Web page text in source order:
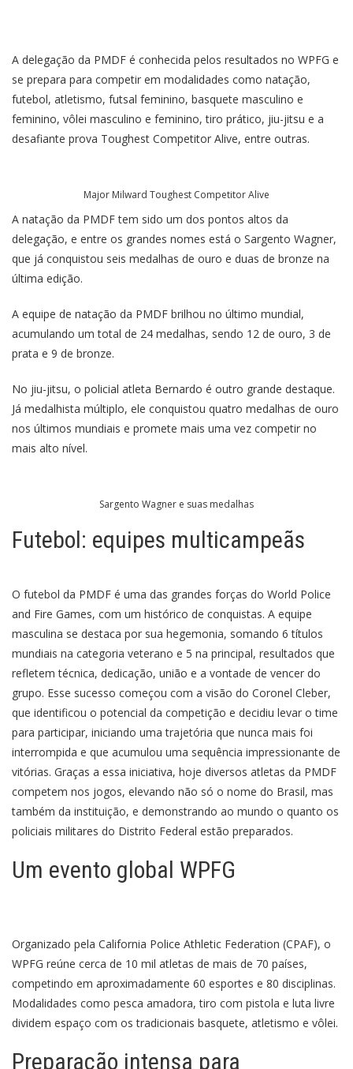
A delegação da PMDF é conhecida pelos resultados no WPFG e
se prepara para competir em modalidades como natação,
futebol, atletismo, futsal feminino, basquete masculino e
feminino, vôlei masculino e feminino, tiro prático, jiu-jitsu e a
desafiante prova Toughest Competitor Alive, entre outras.
Major Milward Toughest Competitor Alive
A natação da PMDF tem sido um dos pontos altos da
delegação, e entre os grandes nomes está o Sargento Wagner,
que já conquistou seis medalhas de ouro e duas de bronze na
última edição.
A equipe de natação da PMDF brilhou no último mundial,
acumulando um total de 24 medalhas, sendo 12 de ouro, 3 de
prata e 9 de bronze.
No jiu-jitsu, o policial atleta Bernardo é outro grande destaque.
Já medalhista múltiplo, ele conquistou quatro medalhas de ouro
nos últimos mundiais e promete mais uma vez competir no
mais alto nível.
Sargento Wagner e suas medalhas
Futebol: equipes multicampeãs
O futebol da PMDF é uma das grandes forças do World Police
and Fire Games, com um histórico de conquistas. A equipe
masculina se destaca por sua hegemonia, somando 6 títulos
mundiais na categoria veterano e 5 na principal, resultados que
refletem técnica, dedicação, união e a vontade de vencer do
grupo. Esse sucesso começou com a visão do Coronel Cleber,
que identificou o potencial da competição e decidiu levar o time
para participar, iniciando uma trajetória que nunca mais foi
interrompida e que acumulou uma sequência impressionante de
vitórias. Graças a essa iniciativa, hoje diversos atletas da PMDF
competem nos jogos, elevando não só o nome do Brasil, mas
também da instituição, e demonstrando ao mundo o quanto os
policiais militares do Distrito Federal estão preparados.
Um evento global WPFG
Organizado pela California Police Athletic Federation (CPAF), o
WPFG reúne cerca de 10 mil atletas de mais de 70 países,
competindo em aproximadamente 60 esportes e 80 disciplinas.
Modalidades como pesca amadora, tiro com pistola e luta livre
dividem espaço com os tradicionais basquete, atletismo e vôlei.
Preparação intensa para